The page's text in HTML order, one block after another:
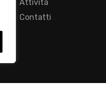
Attività
Contatti